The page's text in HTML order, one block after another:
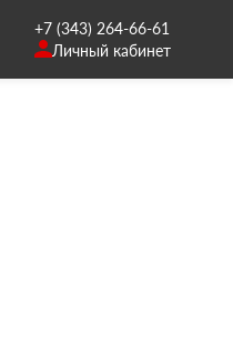
+7 (343) 264-66-61
Личный кабинет